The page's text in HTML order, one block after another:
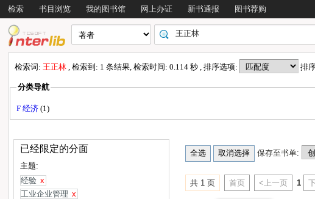
检索 书目浏览 我的图书馆 网上办证 新书通报 图书荐购
检索词:王正林, 检索到: 1 条结果, 检索时间: 0.114 秒 , 排序选项: 排
分类导航
F 经济(1)
已经限定的分面
主题:
经验 x
工业企业管理 x
保存至书单:
共 1 页 首页 <上一页 1